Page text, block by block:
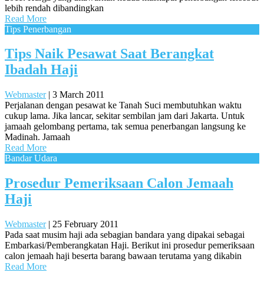
lebih rendah dibandingkan
Read More
Tips Penerbangan
Tips Naik Pesawat Saat Berangkat
Ibadah Haji
Webmaster| 3 March 2011
Perjalanan dengan pesawat ke Tanah Suci membutuhkan waktu
cukup lama. Jika lancar, sekitar sembilan jam dari Jakarta. Untuk
jamaah gelombang pertama, tak semua penerbangan langsung ke
Madinah. Jamaah
Read More
Bandar Udara
Prosedur Pemeriksaan Calon Jemaah
Haji
Webmaster| 25 February 2011
Pada saat musim haji ada sebagian bandara yang dipakai sebagai
Embarkasi/Pemberangkatan Haji. Berikut ini prosedur pemeriksaan
calon jemaah haji beserta barang bawaan terutama yang dikabin
Read More